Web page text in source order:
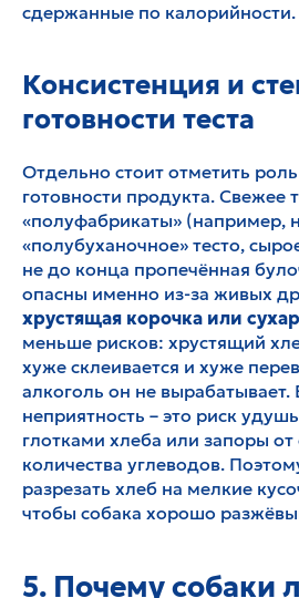
сдержанные по калорийности.
Консистенция и
готовности теста
Отдельно стоит отметить
готовности продукта. Свежее
«полуфабрикаты» (например,
«полубуханочное» тесто,
не до конца пропечённая
опасны именно из-за живых
хрустящая корочка или
меньше рисков: хрустящий
хуже склеивается и хуже
алкоголь он не вырабатывает.
неприятность – это риск
глотками хлеба или запоры
количества углеводов.
разрезать хлеб на мелкие
чтобы собака хорошо
5. Почему собаки